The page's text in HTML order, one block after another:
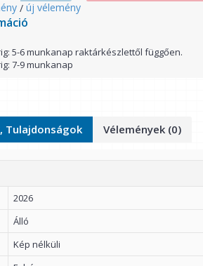
/ új vélemény
5-6 munkanap raktárkészlettől függően.
7-9 munkanap
Tulajdonságok Vélemények (0)
2026
Álló
Kép nélküli